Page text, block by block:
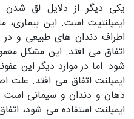
یکی دیگر از دلایل لق شدن
ایمپلنتیت است. این بیماری،
اطراف دندان های طبیعی و در
اتفاق می افتد. این مشکل
شود. اما در موارد دیگر این
ایمپلنت اتفاق می افتد.
دهان و دندان و سیمانی است
ایمپلنت استفاده می شود،